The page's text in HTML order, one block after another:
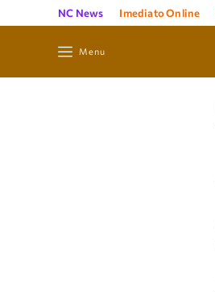
NC News Imediato Online
Menu